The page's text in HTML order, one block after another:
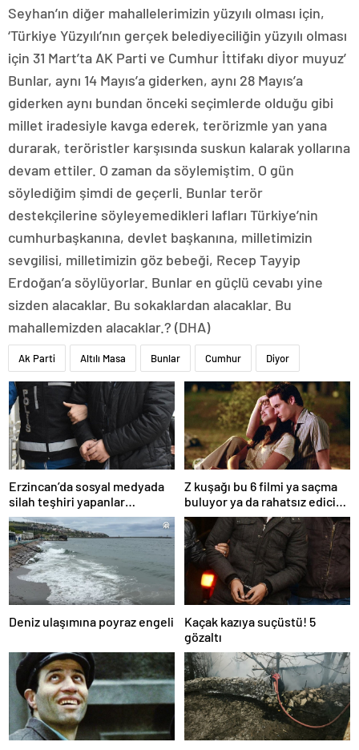
Seyhan’ın diğer mahallelerimizin yüzyılı olması için,
‘Türkiye Yüzyılı’nın gerçek belediyeciliğin yüzyılı olması
için 31 Mart’ta AK Parti ve Cumhur İttifakı diyor muyuz’
Bunlar, aynı 14 Mayıs’a giderken, aynı 28 Mayıs’a
giderken aynı bundan önceki seçimlerde olduğu gibi
millet iradesiyle kavga ederek, terörizmle yan yana
durarak, teröristler karşısında suskun kalarak yollarına
devam ettiler. O zaman da söylemiştim. O gün
söylediğim şimdi de geçerli. Bunlar terör
destekçilerine söyleyemedikleri lafları Türkiye’nin
cumhurbaşkanına, devlet başkanına, milletimizin
sevgilisi, milletimizin göz bebeği, Recep Tayyip
Erdoğan’a söylüyorlar. Bunlar en güçlü cevabı yine
sizden alacaklar. Bu sokaklardan alacaklar. Bu
mahallemizden alacaklar.? (DHA)
Ak Parti Altılı Masa Bunlar Cumhur Diyor
Erzincan’da sosyal medyada
silah teşhiri yapanlar
yakalandı
Z kuşağı bu 6 filmi ya saçma
buluyor ya da rahatsız edici
ve toksik!
Deniz ulaşımına poyraz engeli
Kaçak kazıya suçüstü! 5
gözaltı